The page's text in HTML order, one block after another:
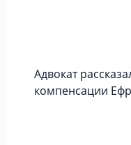
Адвокат
компенсации